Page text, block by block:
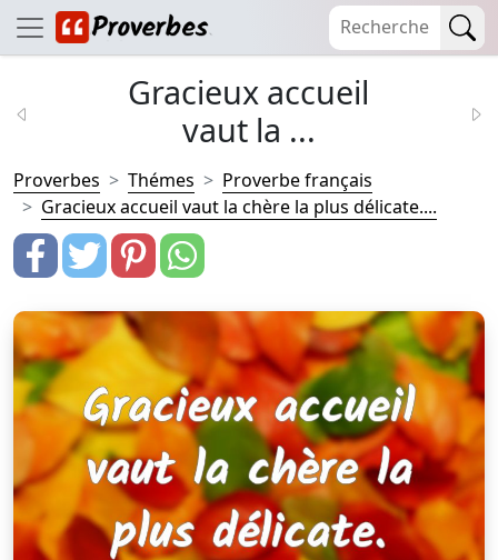
Gracieux accueil
vaut la ...
Proverbes Thémes
Proverbe français
Gracieux accueil vaut la chère la plus délicate....